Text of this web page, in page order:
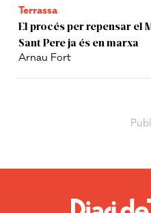
Terrassa
El procés per repensar el
Sant Pere ja és en marxa
Arnau Fort